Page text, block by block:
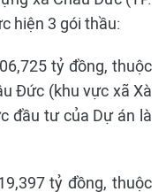
hiện 3 gói thầu:
tỷ đồng, thuộc
Đức (khu vực xã Xà
đầu tư của Dự án là
tỷ đồng, thuộc